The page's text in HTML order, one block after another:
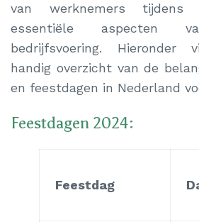
van werknemers tijdens
essentiële aspecten
bedrijfsvoering.
handig overzicht van de
en feestdagen in Nederland
Feestdagen 2024:
Feestdag